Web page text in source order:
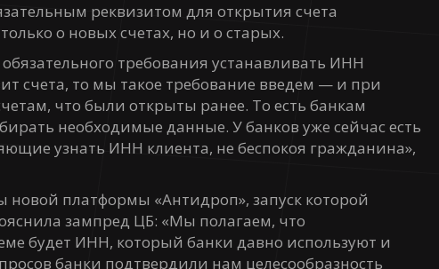
реквизитом для открытия счета
о новых счетах, но и о старых.
требования устанавливать ИНН
счета, то мы такое требование введем — и при
что были открыты ранее. То есть банкам
необходимые данные. У банков уже сейчас есть
узнать ИНН клиента, не беспокоя гражданина»,
новой платформы «Антидроп», запуск которой
зампред ЦБ: «Мы полагаем, что
будет ИНН, который банки давно используют и
банки подтвердили нам целесообразность